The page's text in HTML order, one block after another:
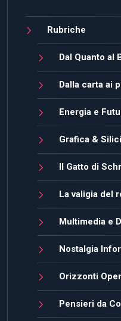
Rubriche
Dal Quanto al
Dalla carta ai
Energia e
Grafica &
Il Gatto di
La valigia del
Multimedia e
Nostalgia
Orizzonti
Pensieri da